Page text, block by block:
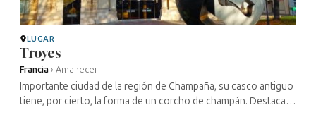
LUGAR
Troyes
Francia › Amanecer
Importante ciudad de la región de Champaña, su casco antiguo
tiene, por cierto, la forma de un corcho de champán. Destaca